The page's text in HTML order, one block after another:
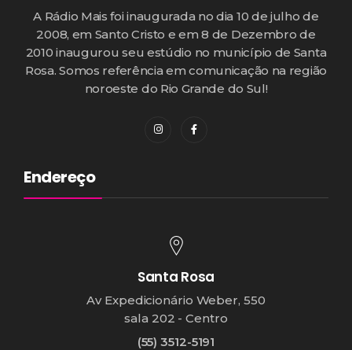
A Rádio Mais foi inaugurada no dia 10 de julho de
2008, em Santo Cristo e em 8 de Dezembro de
2010 inaugurou seu estúdio no município de Santa
Rosa. Somos referência em comunicação na região
noroeste do Rio Grande do Sul!
Endereço
Santa Rosa
Av Expedicionário Weber, 550
sala 202 - Centro
(55) 3512-5191